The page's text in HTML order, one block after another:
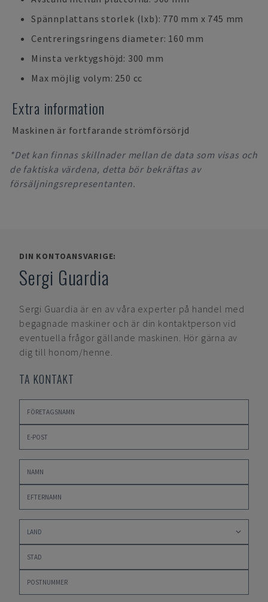
Spännplattans storlek (lxb): 770 mm x 745 mm
Centreringsringens diameter: 160 mm
Minsta verktygshöjd: 300 mm
Max möjlig volym: 250 cc
Extra information
Maskinen är fortfarande strömförsörjd
*Det kan finnas skillnader mellan de data som visas och
de faktiska värdena, detta bör bekräftas av
försäljningsrepresentanten.
DIN KONTOANSVARIGE:
Sergi Guardia
Sergi Guardia är en av våra experter på handel med
begagnade maskiner och är din kontaktperson vid
eventuella frågor gällande maskinen. Hör gärna av
dig till honom/henne.
TA KONTAKT